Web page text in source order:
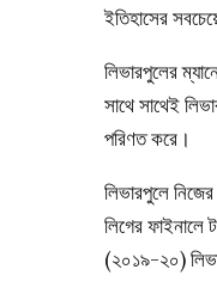
ইতিহাসের
লিভারপুলের
সাথে সাথেই
পরিণত করে।
লিভারপুলে
লিগের
(২০১৯-২০)